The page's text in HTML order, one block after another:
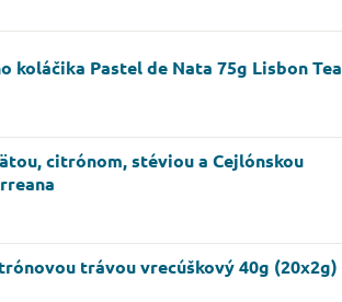
koláčika Pastel de Nata 75g Lisbon Tea
citrónom, stéviou a Cejlónskou
trávou vrecúškový 40g (20x2g)